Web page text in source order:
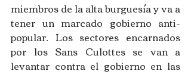
miembros de la alta burguesía y va a
tener un marcado gobierno anti-
popular. Los sectores encarnados
por los Sans Culottes se van a
levantar contra el gobierno en las